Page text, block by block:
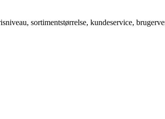
sortimentstørrelse, kundeservice,